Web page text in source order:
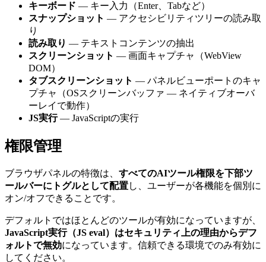
キーボード — キー入力（Enter、Tabなど）
スナップショット — アクセシビリティツリーの読み取
り
読み取り — テキストコンテンツの抽出
スクリーンショット — 画面キャプチャ（WebView
DOM）
タブスクリーンショット — パネルビューポートのキャ
プチャ（OSスクリーンバッファ — ネイティブオーバ
ーレイで動作）
JS実行— JavaScriptの実行
権限管理
ブラウザパネルの特徴は、 すべてのAIツール権限を下部ツ
ールバーにトグルとして配置し、ユーザーが各機能を個別に
オン/オフできることです。
デフォルトではほとんどのツールが有効になっていますが、
JavaScript実行（JS eval）はセキュリティ上の理由からデフ
ォルトで無効になっています。信頼できる環境でのみ有効に
してください。